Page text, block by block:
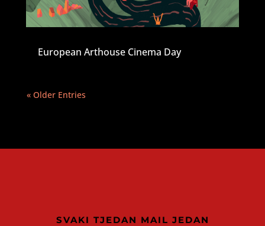
European Arthouse Cinema Day
« Older Entries
SVAKI TJEDAN MAIL JEDAN